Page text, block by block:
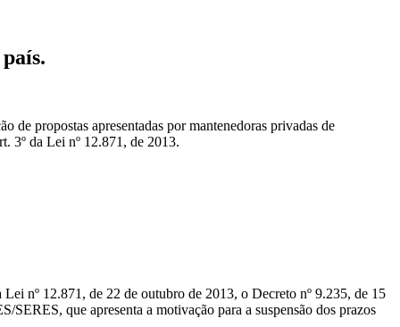
propostas apresentadas por mantenedoras privadas de
3º da Lei nº 12.871, de 2013.
nº 12.871, de 22 de outubro de 2013, o Decreto nº 9.235, de 15
que apresenta a motivação para a suspensão dos prazos